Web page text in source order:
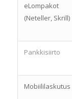
eLompakot
(Neteller, Skrill)
Pankkisiirto
Mobiililaskutus